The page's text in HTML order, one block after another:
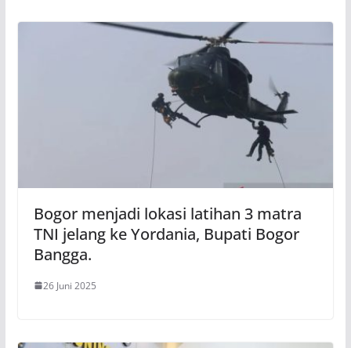
Bogor menjadi lokasi latihan 3 matra
TNI jelang ke Yordania, Bupati Bogor
Bangga.
26 Juni 2025